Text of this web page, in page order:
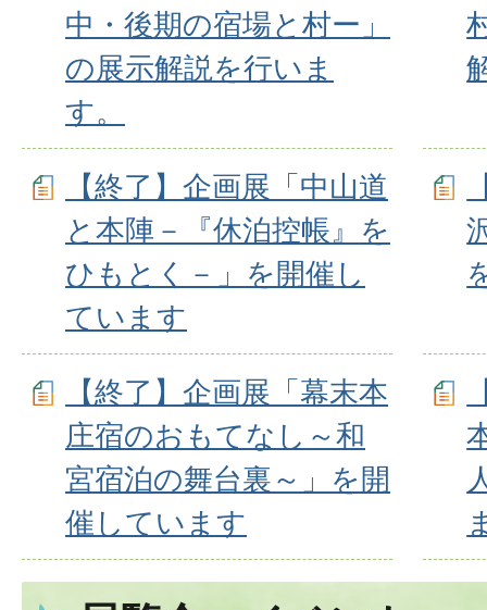
中・後期の宿場と村ー」
の展示解説を行いま
す。
【終了】企画展「中山道
と本陣－『休泊控帳』を
ひもとく－」を開催し
ています
【終了】企画展「幕末本
庄宿のおもてなし～和
宮宿泊の舞台裏～」を開
催しています